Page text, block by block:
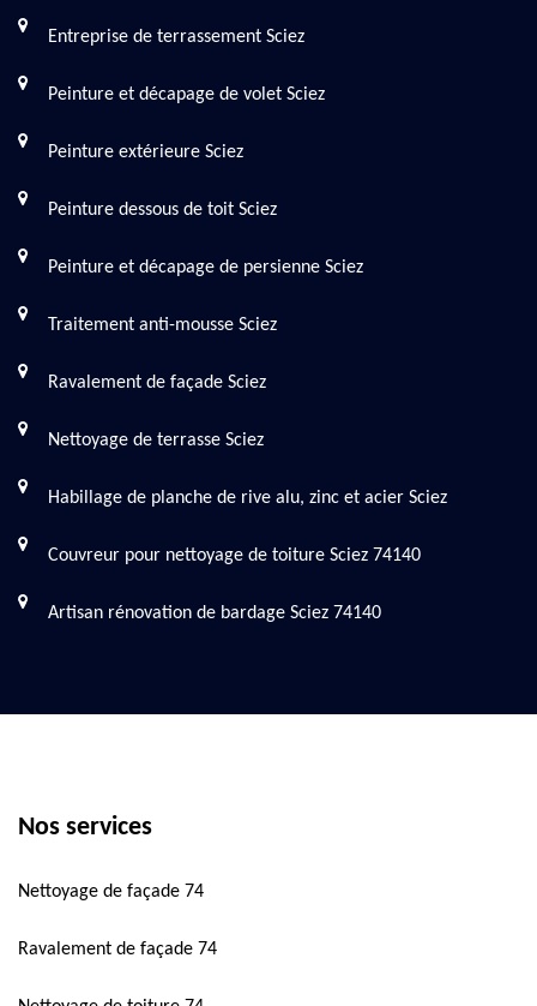
Entreprise de terrassement Sciez
Peinture et décapage de volet Sciez
Peinture extérieure Sciez
Peinture dessous de toit Sciez
Peinture et décapage de persienne Sciez
Traitement anti-mousse Sciez
Ravalement de façade Sciez
Nettoyage de terrasse Sciez
Habillage de planche de rive alu, zinc et acier Sciez
Couvreur pour nettoyage de toiture Sciez 74140
Artisan rénovation de bardage Sciez 74140
Nos services
Nettoyage de façade 74
Ravalement de façade 74